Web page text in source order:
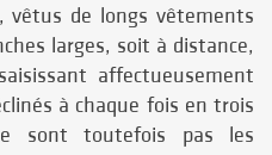
vêtus de longs vêtements
larges, soit à distance,
affectueusement
à chaque fois en trois
sont toutefois pas les